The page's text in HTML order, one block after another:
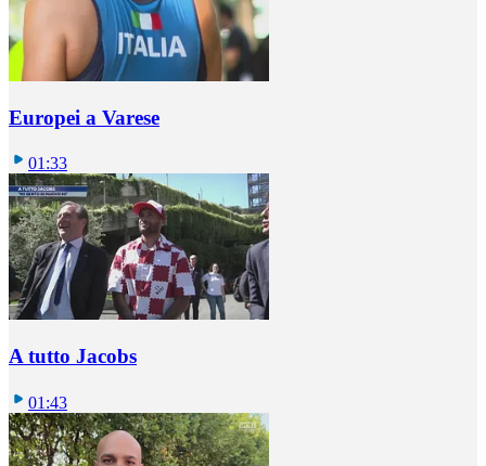
Europei a Varese
01:33
A tutto Jacobs
01:43